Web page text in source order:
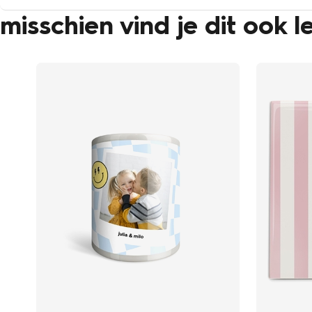
misschien vind je dit ook